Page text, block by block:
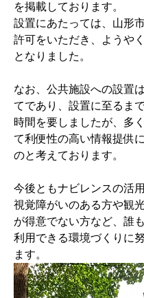
を掲載しております。
設置にあたっては、山形
許可をいただき、ようや
となりました。
なお、公共施設への設置
てであり、設置に至るま
時間を要しましたが、多
て利便性の高い情報提供
のと考えております。
今後ともナビレンスの活
視覚障がいのある方や観
が得意でない方など、誰
利用できる環境づくりに
ます。